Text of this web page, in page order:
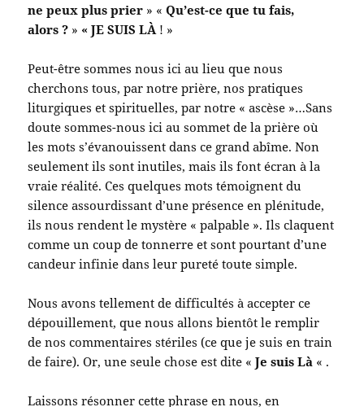
ne peux plus prier » «Qu’est-ce que tu fais,
alors ? » « JE SUIS LÀ! »
Peut-être sommes nous ici au lieu que nous
cherchons tous, par notre prière, nos pratiques
liturgiques et spirituelles, par notre « ascèse »…Sans
doute sommes-nous ici au sommet de la prière où
les mots s’évanouissent dans ce grand abîme. Non
seulement ils sont inutiles, mais ils font écran à la
vraie réalité. Ces quelques mots témoignent du
silence assourdissant d’une présence en plénitude,
ils nous rendent le mystère « palpable ». Ils claquent
comme un coup de tonnerre et sont pourtant d’une
candeur infinie dans leur pureté toute simple.
Nous avons tellement de difficultés à accepter ce
dépouillement, que nous allons bientôt le remplir
de nos commentaires stériles (ce que je suis en train
de faire). Or, une seule chose est dite «Je suis Là « .
Laissons résonner cette phrase en nous, en